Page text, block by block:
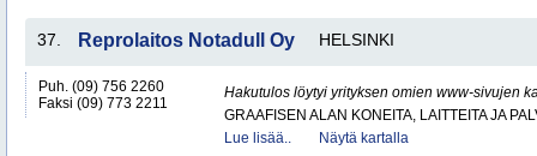
37. Reprolaitos Notadull Oy HELSINKI
Puh. (09) 756 2260
Faksi (09) 773 2211
Hakutulos löytyi yrityksen omien www-sivujen
GRAAFISEN ALAN KONEITA, LAITTEITA JA
Lue lisää..
Näytä kartalla